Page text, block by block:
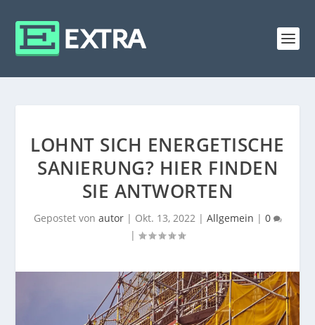
LOHNT SICH ENERGETISCHE
SANIERUNG? HIER FINDEN
SIE ANTWORTEN
Gepostet von autor| Okt. 13, 2022| Allgemein | 0
|